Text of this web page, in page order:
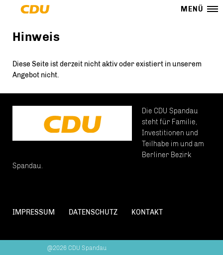
MENÜ
Hinweis
Diese Seite ist derzeit nicht aktiv oder existiert in unserem
Angebot nicht.
Die CDU Spandau
steht für Familie,
Investitionen und
Teilhabe im und am
Berliner Bezirk
Spandau.
IMPRESSUM DATENSCHUTZ KONTAKT
@2026 CDU Spandau